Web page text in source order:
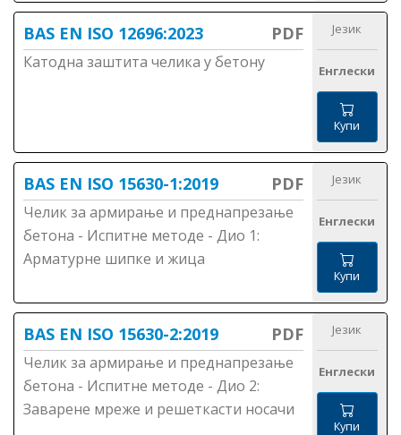
BAS EN ISO 12696:2023 PDF
Катодна заштита челика у бетону
Језик
Енглески
Купи
BAS EN ISO 15630-1:2019 PDF
Челик за армирање и преднапрезање
бетона - Испитне методе - Дио 1:
Арматурне шипке и жица
Језик
Енглески
Купи
BAS EN ISO 15630-2:2019 PDF
Челик за армирање и преднапрезање
бетона - Испитне методе - Дио 2:
Заварене мреже и решеткасти носачи
Језик
Енглески
Купи